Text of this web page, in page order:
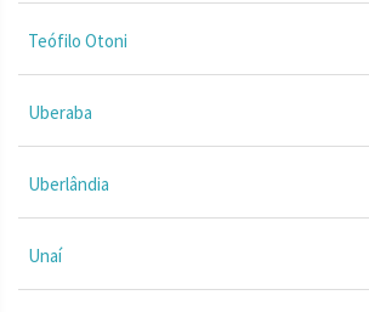
Teófilo Otoni
Uberaba
Uberlândia
Unaí